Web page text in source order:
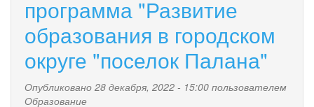
дорожного
на
территории
городского
округа
"поселок
программа "Развитие
образования в городском
округе "поселок Палана"
Опубликовано 28 декабря, 2022 - 15:00 пользователем
Образование